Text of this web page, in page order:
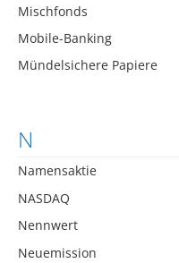
Mischfonds
Mobile-Banking
Mündelsichere Papiere
N
Namensaktie
NASDAQ
Nennwert
Neuemission